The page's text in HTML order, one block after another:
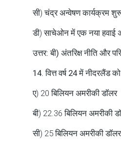
सी) चंद्र अन्वेषण कार्यक्रम
डी) साचेओन में एक नया हवाई
उत्तर: बी) अंतरिक्ष नीति और
14. वित्त वर्ष 24 में नीदरलैंड
ए) 20 बिलियन अमरीकी डॉलर
बी) 22.36 बिलियन अमरीकी
सी) 25 बिलियन अमरीकी डॉलर